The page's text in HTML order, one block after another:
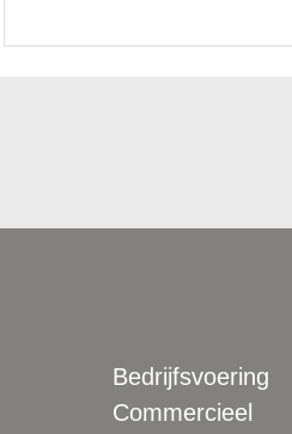
Bedrijfsvoering
Commercieel